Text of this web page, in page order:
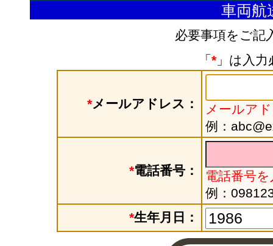
車両航
必要事項をご記
「 *」は入力
*メールアドレス：
メールア
例：
*電話番号：
電話番号
例：
*生年月日：